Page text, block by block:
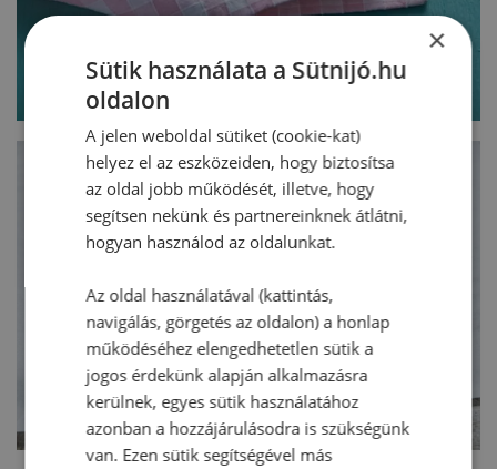
×
Sütik használata a Sütnijó.hu
oldalon
A jelen weboldal sütiket (cookie-kat)
helyez el az eszközeiden, hogy biztosítsa
az oldal jobb működését, illetve, hogy
segítsen nekünk és partnereinknek átlátni,
hogyan használod az oldalunkat.
Az oldal használatával (kattintás,
navigálás, görgetés az oldalon) a honlap
működéséhez elengedhetetlen sütik a
jogos érdekünk alapján alkalmazásra
kerülnek, egyes sütik használatához
azonban a hozzájárulásodra is szükségünk
van. Ezen sütik segítségével más